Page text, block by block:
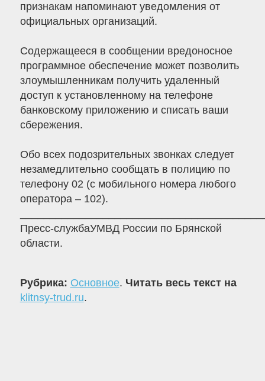
признакам напоминают уведомления от
официальных организаций.
Содержащееся в сообщении вредоносное
программное обеспечение может позволить
злоумышленникам получить удаленный
доступ к установленному на телефоне
банковскому приложению и списать ваши
сбережения.
Обо всех подозрительных звонках следует
незамедлительно сообщать в полицию по
телефону 02 (с мобильного номера любого
оператора – 102).
Пресс-службаУМВД России по Брянской
области.
Рубрика: Основное. Читать весь текст на
klitnsy-trud.ru.